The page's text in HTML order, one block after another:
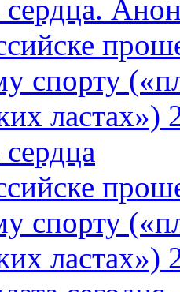
спорту
спорту
ластах»)